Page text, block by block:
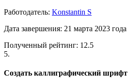
Работодатель: Konstantin S
Дата завершения: 21 марта 2023 года
Полученный рейтинг: 12.5
5.
Создать каллиграфический шрифт